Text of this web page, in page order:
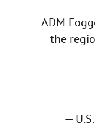
ADM
the
—